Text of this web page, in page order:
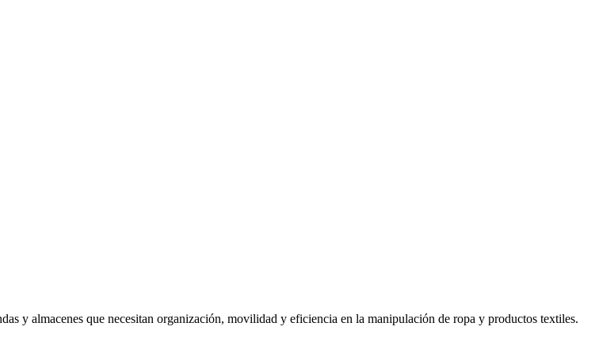
y almacenes que necesitan organización, movilidad y eficiencia en la manipulación de ropa y productos textiles.